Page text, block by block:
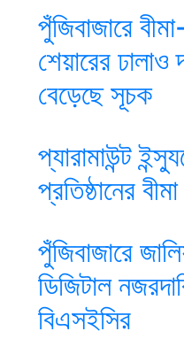
পুঁজিবাজারে
শেয়ারের
বেড়েছে সূচক
প্যারামাউন্ট
প্রতিষ্ঠানের
পুঁজিবাজারে
ডিজিটাল
বিএসইসির